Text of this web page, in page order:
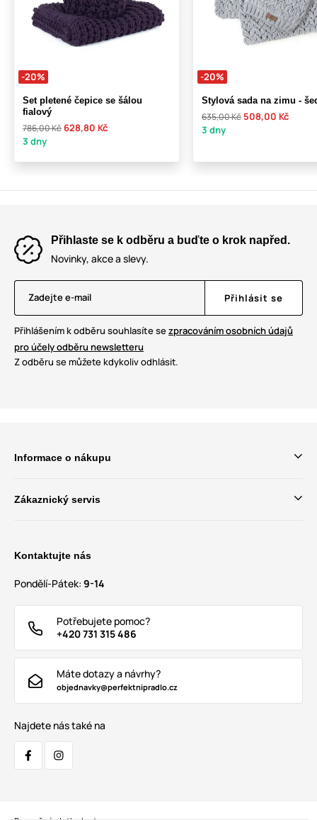
-20%
Set pletené čepice se šálou
fialový
786,00 Kč 628,80 Kč
3 dny
-20%
Stylová sada na zimu -
635,00 Kč 508,00 Kč
3 dny
Přihlaste se k odběru a buďte o krok napřed.
Novinky, akce a slevy.
Zadejte e-mail Přihlásit se
Přihlášením k odběru souhlasíte sezpracováním osobních údajů
pro účely odběru newsletteru
Z odběru se můžete kdykoliv odhlásit.
Informace o nákupu
Zákaznický servis
Kontaktujte nás
Pondělí-Pátek: 9-14
Potřebujete pomoc?
+420 731 315 486
Máte dotazy a návrhy?
objednavky@perfektnipradlo.cz
Najdete nás také na